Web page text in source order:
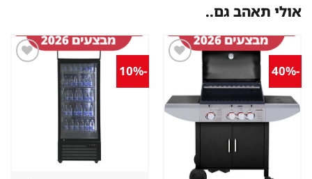
אולי תאהב גם..
במועדפים